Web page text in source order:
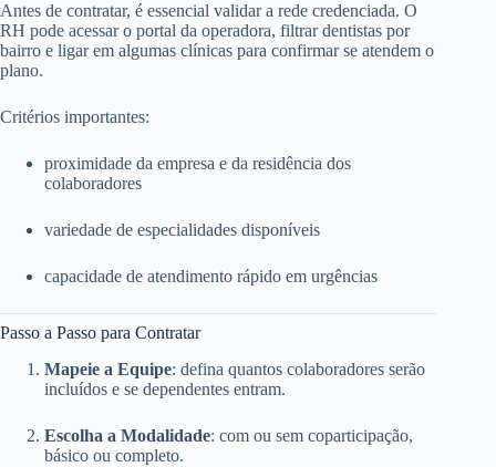
Antes de contratar, é essencial validar a rede credenciada. O
RH pode acessar o portal da operadora, filtrar dentistas por
bairro e ligar em algumas clínicas para confirmar se atendem o
plano.
Critérios importantes:
proximidade da empresa e da residência dos
colaboradores
variedade de especialidades disponíveis
capacidade de atendimento rápido em urgências
Passo a Passo para Contratar
Mapeie a Equipe: defina quantos colaboradores serão
incluídos e se dependentes entram.
Escolha a Modalidade: com ou sem coparticipação,
básico ou completo.